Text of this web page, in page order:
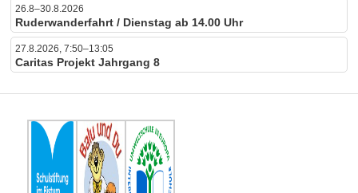
26.8–30.8.2026
Ruderwanderfahrt / Dienstag ab 14.00 Uhr
27.8.2026, 7:50–13:05
Caritas Projekt Jahrgang 8